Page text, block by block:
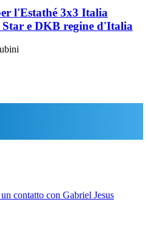
l'Estathé 3x3 Italia
e DKB regine d'Italia
contatto con Gabriel Jesus